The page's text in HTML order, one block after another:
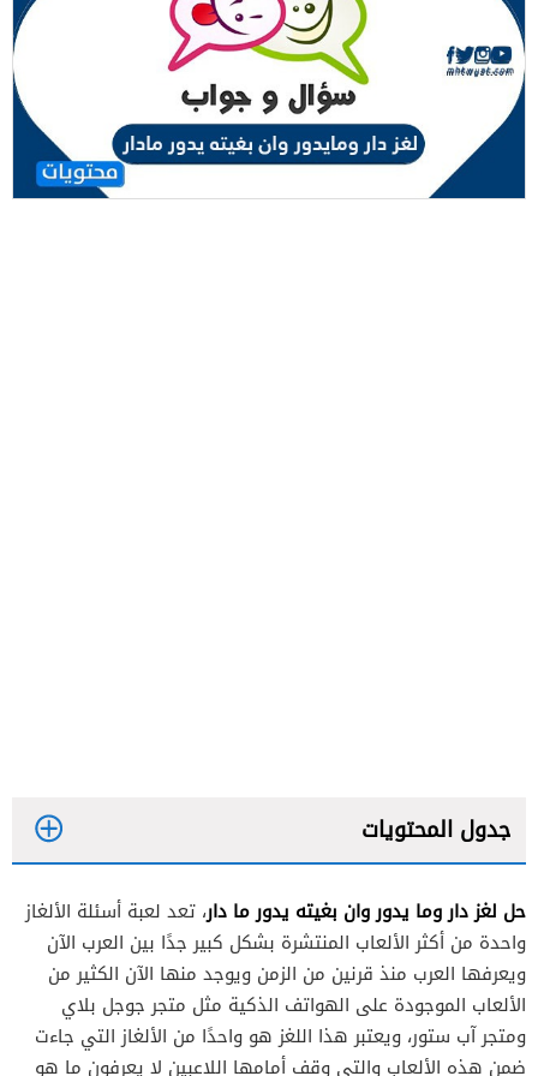
جدول المحتويات
حل لغز دار وما يدور وان بغيته يدور ما دار، تعد لعبة أسئلة الألغاز
واحدة من أكثر الألعاب المنتشرة بشكل كبير جدًا بين العرب الآن
ويعرفها العرب منذ قرنين من الزمن ويوجد منها الآن الكثير من
الألعاب الموجودة على الهواتف الذكية مثل متجر جوجل بلاي
ومتجر آب ستور، ويعتبر هذا اللغز هو واحدًا من الألغاز التي جاءت
ضمن هذه الألعاب والتي وقف أمامها اللاعبين لا يعرفون ما هو